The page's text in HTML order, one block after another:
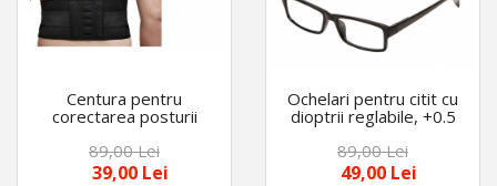
Centura pentru
corectarea posturii
spatelui, cu magneti
89,00 Lei
39,00 Lei
Ochelari pentru citit cu
dioptrii reglabile, +0.5
pana la +2.5
89,00 Lei
49,00 Lei